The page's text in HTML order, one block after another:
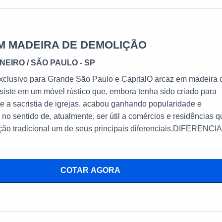
a partir do momento em que possui um visual único,
atrela características modernas com a robustez de um móvel
rústicos e
podem contar com portas e gavetas dispersas por sua
que pode evitar que os objetos armazenados em seu
DE QUALIDADE
o Depósito Mineiro possui uma sede e duas filiais? Para
para já!
MADEIRA DE DEMOLIÇÃO
/ SÃO PAULO - SP
para Grande São Paulo e CapitalO arcaz em madeira
em um móvel rústico que, embora tenha sido criado para
a sacristia de igrejas, acabou ganhando popularidade e
sentido de, atualmente, ser útil a comércios e residências
tradicional um de seus principais
paramentos e alfaias (no caso das igrejas)
COTAR AGORA